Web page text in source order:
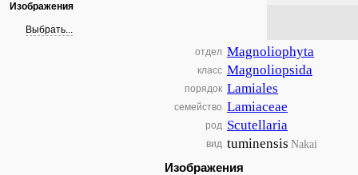
Изображения
Выбрать...
отдел Magnoliophyta
класс Magnoliopsida
порядок Lamiales
семейство Lamiaceae
род Scutellaria
вид tuminensis Nakai
Изображения